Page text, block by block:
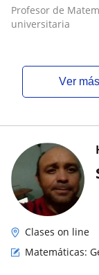
Profesor de
universitaria
ver más
Clases on line
Matemáticas: